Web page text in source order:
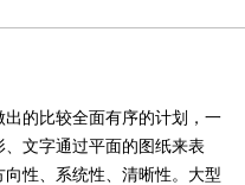
的比较全面有序的计划，一
文字通过平面的图纸来表
性、系统性、清晰性。大型